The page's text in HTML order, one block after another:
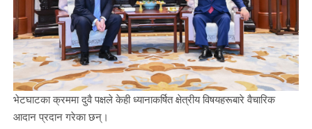
भेटघाटका क्रममा दुवै पक्षले केही ध्यानाकर्षित क्षेत्रीय विषयहरूबारे वैचारिक
आदान प्रदान गरेका छन्।